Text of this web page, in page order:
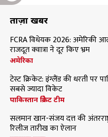
ताज़ा खबरें
FCRA विधेयक 2026: अमेरिकी
राजदूत क्वात्रा ने दूर किए भ्रम
अमेरिका
टेस्ट क्रिकेट: इंग्लैंड की धरती पर
सबसे ज्यादा विकेट
पाकिस्तान क्रिकेट टीम
सलमान खान-संजय दत्त की
रिलीज तारीख का ऐलान